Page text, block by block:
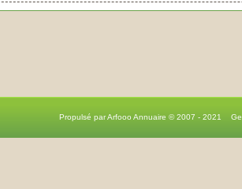
Propulsé par Arfooo Annuaire © 2007 - 2021